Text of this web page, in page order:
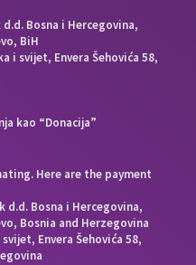
Bosna i Hercegovina,
BiH
i svijet, Envera Šehovića 58,
kao “Donacija”
Here are the payment
d.d. Bosna i Hercegovina,
Bosnia and Herzegovina
Envera Šehovića 58,